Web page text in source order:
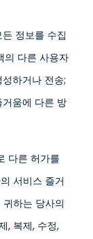
정보를 수집
의 다른 사용자
하거나 전송;
움에 다른 방
다른 허가를
서비스 즐거
하는 당사의
, 복제, 수정,